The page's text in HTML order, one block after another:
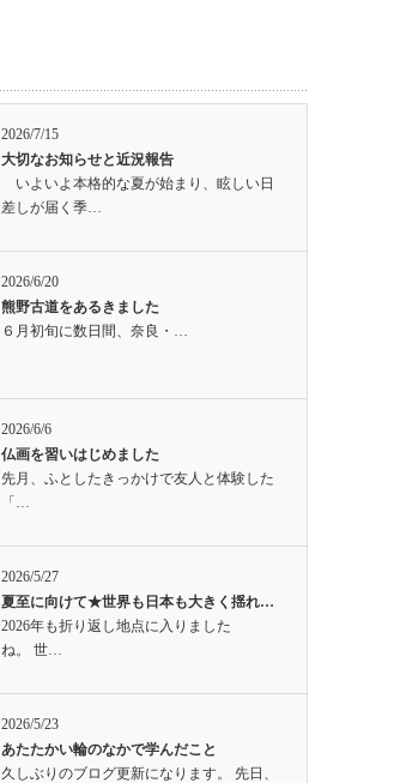
2026/7/15
大切なお知らせと近況報告
いよいよ本格的な夏が始まり、眩しい日
差しが届く季…
2026/6/20
熊野古道をあるきました
６月初旬に数日間、奈良・…
2026/6/6
仏画を習いはじめました
先月、ふとしたきっかけで友人と体験した
「…
2026/5/27
夏至に向けて★世界も日本も大きく揺れ…
2026年も折り返し地点に入りました
ね。 世…
2026/5/23
あたたかい輪のなかで学んだこと
久しぶりのブログ更新になります。 先日、